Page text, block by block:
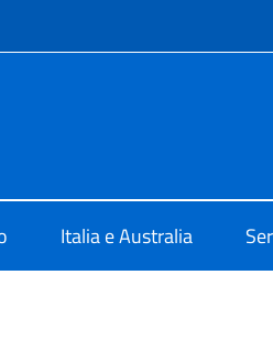
Italia e Australia